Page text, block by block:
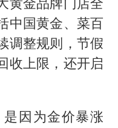
中国黄金、菜百
调整规则，节假
收上限，还开启
因为金价暴涨